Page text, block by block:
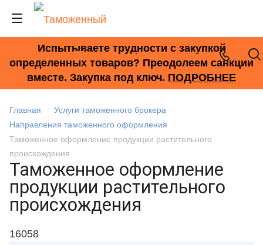
+7 (495) 278-33-33
Испытываете трудности с закупкой
определенных товаров? Преодолеем санкции
вместе. Закупка под ключ. ПОДРОБНЕЕ
Главная
Услуги таможенного брокера
Направления таможенного оформления
Таможенное оформление продукции растительного
происхождения
Таможенное оформление
продукции растительного
происхождения
16058